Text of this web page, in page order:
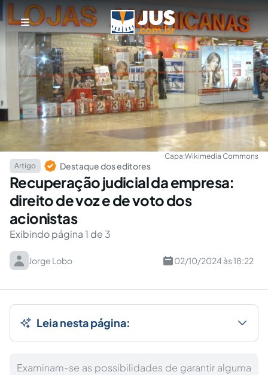
Capa:Wikimedia Commons
Artigo
Destaque dos editores
Recuperação judicial da empresa:
direito de voz e de voto dos
acionistas
Exibindo página 1 de 3
Jorge Lobo 02/10/2024 às 18:22
Leia nesta página:
Examinam-se as possibilidades de garantir alguma